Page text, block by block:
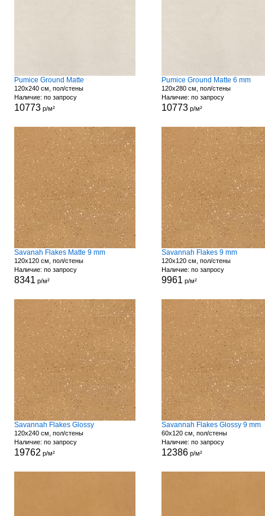
Pumice Ground Matte
120x240 см, пол/стены
Наличие: по запросу
10773р/м²
Pumice Ground Matte 6 mm
120x280 см, пол/стены
Наличие: по запросу
10773р/м²
Savanah Flakes Matte 9 mm
120x120 см, пол/стены
Наличие: по запросу
8341 р/м²
Savannah Flakes 9 mm
120x120 см, пол/стены
Наличие: по запросу
9961 р/м²
Savannah Flakes Glossy
120x240 см, пол/стены
Наличие: по запросу
19762 р/м²
Savannah Flakes Glossy 9 mm
60x120 см, пол/стены
Наличие: по запросу
12386р/м²